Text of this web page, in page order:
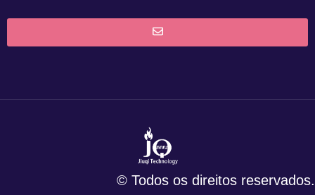
© Todos os direitos reservados.